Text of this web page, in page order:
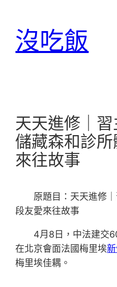
沒吃飯
天天進修｜
儲藏森和診
來往故事
原題目：天天進修
段友愛來往故事
4月8日，中法建交
在北京會面法國梅里埃
梅里埃佳耦。